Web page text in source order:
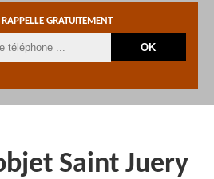
GRATUITEMENT
Saint Juery